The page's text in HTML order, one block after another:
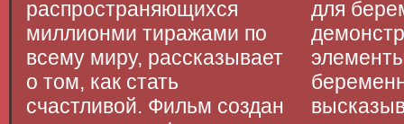
распространяющихся
миллионми тиражами по
всему миру, рассказывает
о том, как стать
счастливой. Фильм создан
для